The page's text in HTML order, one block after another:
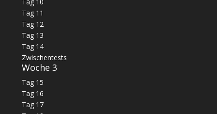
Tag 11
Tag 12
Tag 13
Tag 14
Zwischentests
Woche 3
Tag 15
Tag 16
Tag 17